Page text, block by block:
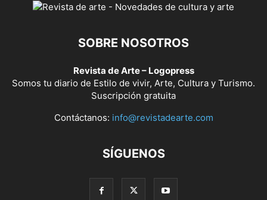
SOBRE NOSOTROS
Revista de Arte – Logopress
Somos tu diario de Estilo de vivir, Arte, Cultura y Turismo.
Suscripción gratuita
Contáctanos: info@revistadearte.com
SÍGUENOS